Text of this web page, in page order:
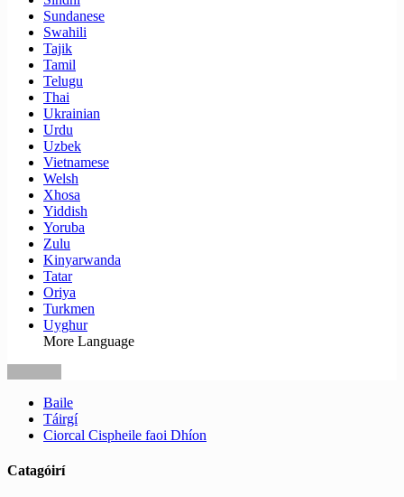
Sundanese
Swahili
Tajik
Tamil
Telugu
Thai
Ukrainian
Urdu
Uzbek
Vietnamese
Welsh
Xhosa
Yiddish
Yoruba
Zulu
Kinyarwanda
Tatar
Oriya
Turkmen
Uyghur
More Language
Baile
Táirgí
Ciorcal Cispheile faoi Dhíon
Catagóirí